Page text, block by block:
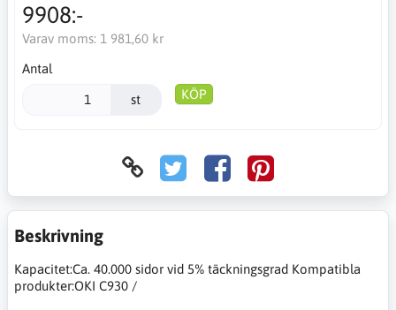
9908:-
Varav moms: 1 981,60 kr
Antal
st KÖP
Beskrivning
Kapacitet:Ca. 40.000 sidor vid 5% täckningsgrad Kompatibla
produkter:OKI C930 /